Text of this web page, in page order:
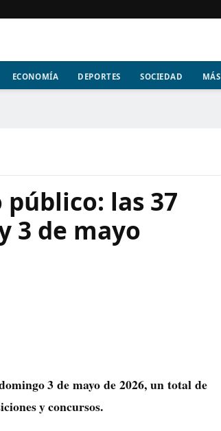
ECONOMÍA DEPORTES SOCIEDAD MÁS
las 37
3 de mayo
3 de mayo de 2026, un total de
y concursos.